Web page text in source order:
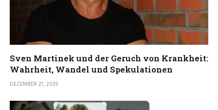
Sven Martinek und der Geruch von Krankheit:
Wahrheit, Wandel und Spekulationen
DEZEMBER 21, 2025